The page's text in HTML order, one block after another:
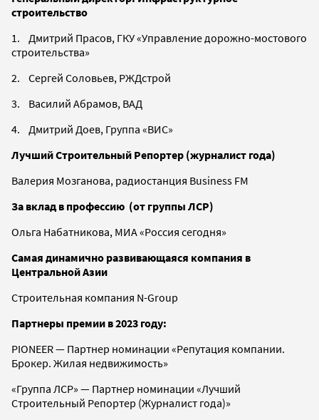
строительство
1. Дмитрий Прасов, ГКУ «Управление дорожно-мостового
строительства»
2. Сергей Соловьев, РЖДстрой
3. Василий Абрамов, ВАД
4. Дмитрий Доев, Группа «ВИС»
Лучший Cтроительный Репортер (журналист года)
Валерия Мозганова, радиостанция Business FM
За вклад в профессию (от группы ЛСР)
Ольга Набатникова, МИА «Россия сегодня»
Самая динамично развивающаяся компания в
Центральной Азии
Строительная компания N-Group
Партнеры премии в 2023 году:
PIONEER — Партнер номинации «Репутация компании.
Брокер. Жилая недвижимость»
«Группа ЛСР» — Партнер номинации «Лучший
Строительный Репортер (Журналист года)»